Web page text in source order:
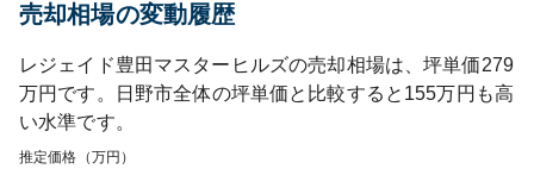
売却相場の変動履歴
レジェイド豊田マスターヒルズの売却相場は、坪単価279
万円です。
日野市全体の坪単価と比較すると 155万円も高
い水準です。
推定価格（万円）